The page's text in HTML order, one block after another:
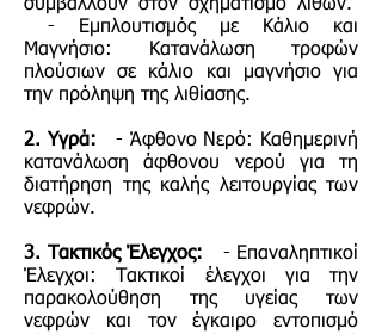
συμβάλλουν στον σχηματισμό λίθων.
- Εμπλουτισμός με Κάλιο και
Μαγνήσιο: Κατανάλωση τροφών
πλούσιων σε κάλιο και μαγνήσιο για
την πρόληψη της λιθίασης.
2. Υγρά: - Άφθονο Νερό: Καθημερινή
κατανάλωση άφθονου νερού για τη
διατήρηση της καλής λειτουργίας των
νεφρών.
3. Τακτικός Έλεγχος: - Επαναληπτικοί
Έλεγχοι: Τακτικοί έλεγχοι για την
παρακολούθηση της υγείας των
νεφρών και τον έγκαιρο εντοπισμό